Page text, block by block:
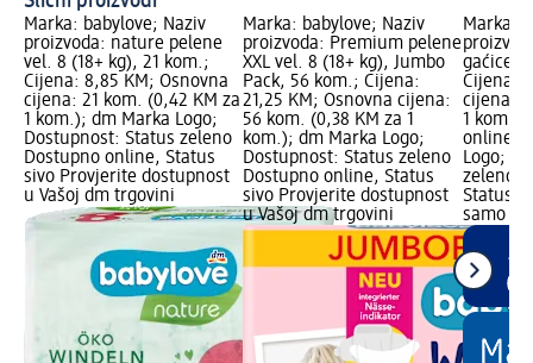
Marka: babylove; Naziv
proizvoda: nature pelene
vel. 8 (18+ kg), 21 kom.;
Cijena: 8,85 KM; Osnovna
cijena: 21 kom. (0,42 KM za
1 kom.); dm Marka Logo;
Dostupnost: Status zeleno
Dostupno online, Status
sivo Provjerite dostupnost
u Vašoj dm trgovini
Marka: babylove; Naziv
proizvoda: Premium pelene
XXL vel. 8 (18+ kg), Jumbo
Pack, 56 kom.; Cijena:
21,25 KM; Osnovna cijena:
56 kom. (0,38 KM za 1
kom.); dm Marka Logo;
Dostupnost: Status zeleno
Dostupno online, Status
sivo Provjerite dostupnost
u Vašoj dm trgovini
Marka:
gaćice
Cijena:
cijena:
1 kom.);
online
Logo;
zeleno
Status
samo